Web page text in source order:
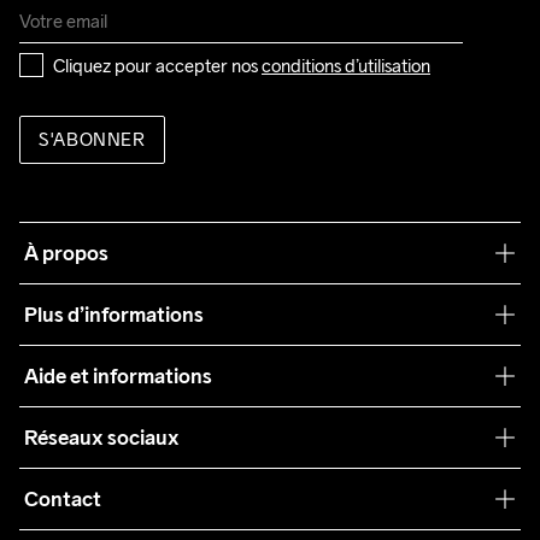
Cliquez pour accepter nos conditions d’utilisation
S'ABONNER
À propos
Plus d’informations
Teamwear
Durabilité
Collaborations
Aide et informations
Conditions générales
Retours
Réseaux sociaux
Contact